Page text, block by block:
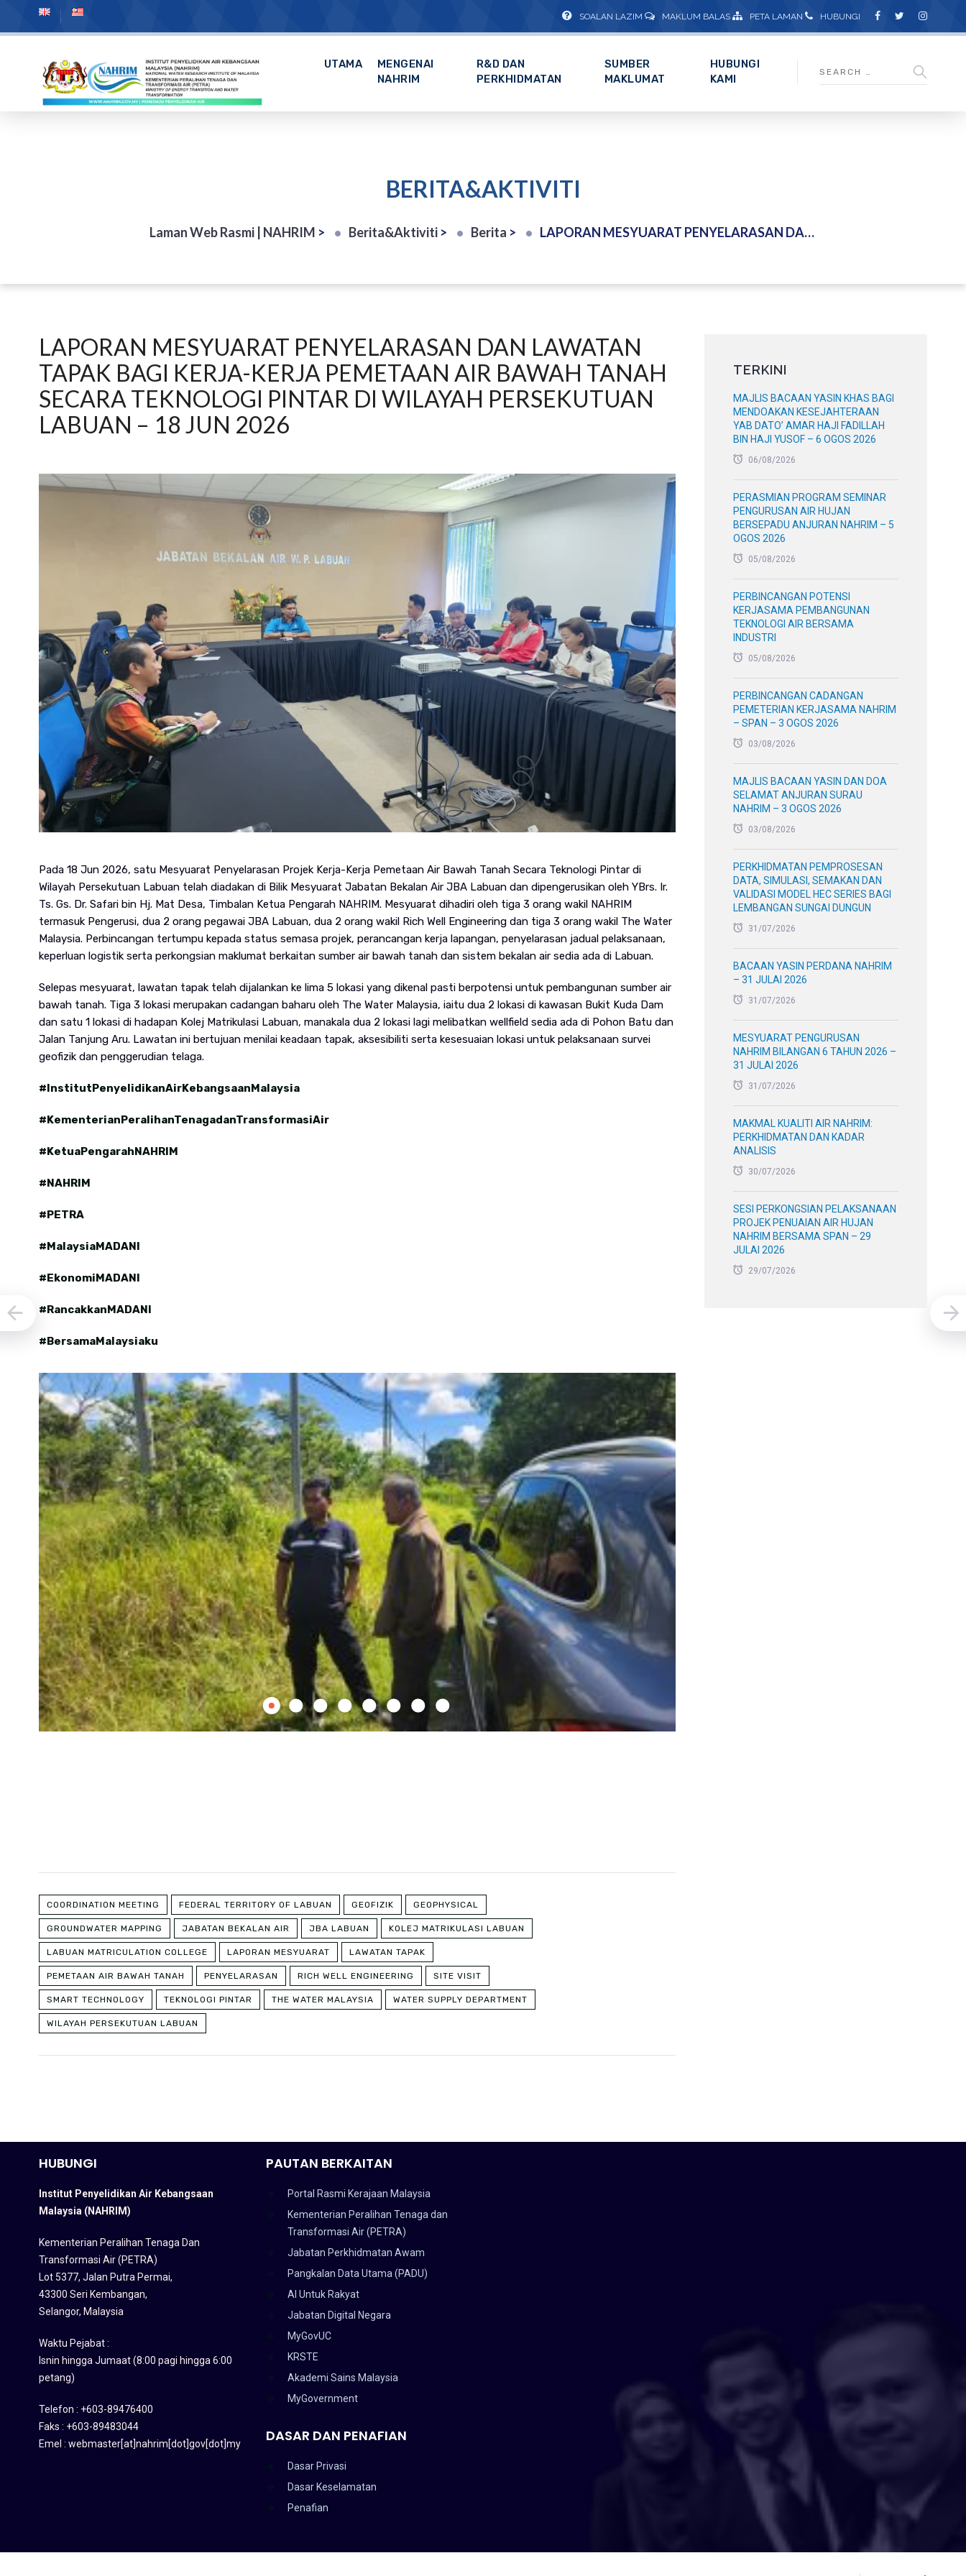
SOALAN LAZIM MAKLUM BALAS PETA LAMAN HUBUNGI
UTAMA
MENGENAI
NAHRIM
R&D DAN
PERKHIDMATAN
SUMBER
MAKLUMAT
HUBUNGI
KAMI
BERITA&AKTIVITI
Laman Web Rasmi | NAHRIM > Berita&Aktiviti > Berita > LAPORAN MESYUARAT PENYELARASAN DAN LAWATAN TAPAK BAGI KERJA-KERJA PEMETAAN AIR BAWAH TANAH SECARA TEKNOLOGI PINTAR DI WILAYAH PERSEKUTUAN LABUAN – 18 JUN 2026
LAPORAN MESYUARAT PENYELARASAN DAN LAWATAN
TAPAK BAGI KERJA-KERJA PEMETAAN AIR BAWAH TANAH
SECARA TEKNOLOGI PINTAR DI WILAYAH PERSEKUTUAN
LABUAN – 18 JUN 2026
Pada 18 Jun 2026, satu Mesyuarat Penyelarasan Projek Kerja-Kerja Pemetaan Air Bawah Tanah Secara Teknologi Pintar di
Wilayah Persekutuan Labuan telah diadakan di Bilik Mesyuarat Jabatan Bekalan Air JBA Labuan dan dipengerusikan oleh YBrs. Ir.
Ts. Gs. Dr. Safari bin Hj. Mat Desa, Timbalan Ketua Pengarah NAHRIM. Mesyuarat dihadiri oleh tiga 3 orang wakil NAHRIM
termasuk Pengerusi, dua 2 orang pegawai JBA Labuan, dua 2 orang wakil Rich Well Engineering dan tiga 3 orang wakil The Water
Malaysia. Perbincangan tertumpu kepada status semasa projek, perancangan kerja lapangan, penyelarasan jadual pelaksanaan,
keperluan logistik serta perkongsian maklumat berkaitan sumber air bawah tanah dan sistem bekalan air sedia ada di Labuan.
Selepas mesyuarat, lawatan tapak telah dijalankan ke lima 5 lokasi yang dikenal pasti berpotensi untuk pembangunan sumber air
bawah tanah. Tiga 3 lokasi merupakan cadangan baharu oleh The Water Malaysia, iaitu dua 2 lokasi di kawasan Bukit Kuda Dam
dan satu 1 lokasi di hadapan Kolej Matrikulasi Labuan, manakala dua 2 lokasi lagi melibatkan wellfield sedia ada di Pohon Batu dan
Jalan Tanjung Aru. Lawatan ini bertujuan menilai keadaan tapak, aksesibiliti serta kesesuaian lokasi untuk pelaksanaan survei
geofizik dan penggerudian telaga.
#InstitutPenyelidikanAirKebangsaanMalaysia
#KementerianPeralihanTenagadanTransformasiAir
#KetuaPengarahNAHRIM
#NAHRIM
#PETRA
#MalaysiaMADANI
#EkonomiMADANI
#RancakkanMADANI
#BersamaMalaysiaku
COORDINATION MEETING FEDERAL TERRITORY OF LABUAN GEOFIZIK GEOPHYSICAL
GROUNDWATER MAPPING JABATAN BEKALAN AIR JBA LABUAN KOLEJ MATRIKULASI LABUAN
LABUAN MATRICULATION COLLEGE LAPORAN MESYUARAT LAWATAN TAPAK
PEMETAAN AIR BAWAH TANAH PENYELARASAN RICH WELL ENGINEERING SITE VISIT
SMART TECHNOLOGY TEKNOLOGI PINTAR THE WATER MALAYSIA WATER SUPPLY DEPARTMENT
WILAYAH PERSEKUTUAN LABUAN
TERKINI
MAJLIS BACAAN YASIN KHAS BAGI
MENDOAKAN KESEJAHTERAAN
YAB DATO’ AMAR HAJI FADILLAH
BIN HAJI YUSOF – 6 OGOS 2026
06/08/2026
PERASMIAN PROGRAM SEMINAR
PENGURUSAN AIR HUJAN
BERSEPADU ANJURAN NAHRIM – 5
OGOS 2026
05/08/2026
PERBINCANGAN POTENSI
KERJASAMA PEMBANGUNAN
TEKNOLOGI AIR BERSAMA
INDUSTRI
05/08/2026
PERBINCANGAN CADANGAN
PEMETERIAN KERJASAMA NAHRIM
– SPAN – 3 OGOS 2026
03/08/2026
MAJLIS BACAAN YASIN DAN DOA
SELAMAT ANJURAN SURAU
NAHRIM – 3 OGOS 2026
03/08/2026
PERKHIDMATAN PEMPROSESAN
DATA, SIMULASI, SEMAKAN DAN
VALIDASI MODEL HEC SERIES BAGI
LEMBANGAN SUNGAI DUNGUN
31/07/2026
BACAAN YASIN PERDANA NAHRIM
– 31 JULAI 2026
31/07/2026
MESYUARAT PENGURUSAN
NAHRIM BILANGAN 6 TAHUN 2026 –
31 JULAI 2026
31/07/2026
MAKMAL KUALITI AIR NAHRIM:
PERKHIDMATAN DAN KADAR
ANALISIS
30/07/2026
SESI PERKONGSIAN PELAKSANAAN
PROJEK PENUAIAN AIR HUJAN
NAHRIM BERSAMA SPAN – 29
JULAI 2026
29/07/2026
HUBUNGI
Institut Penyelidikan Air Kebangsaan
Malaysia (NAHRIM)
Kementerian Peralihan Tenaga Dan
Transformasi Air (PETRA)
Lot 5377, Jalan Putra Permai,
43300 Seri Kembangan,
Selangor, Malaysia
Waktu Pejabat :
Isnin hingga Jumaat (8:00 pagi hingga 6:00
petang)
Telefon : +603-89476400
Faks : +603-89483044
Emel : webmaster[at]nahrim[dot]gov[dot]my
PAUTAN BERKAITAN
Portal Rasmi Kerajaan Malaysia
Kementerian Peralihan Tenaga dan
Transformasi Air (PETRA)
Jabatan Perkhidmatan Awam
Pangkalan Data Utama (PADU)
AI Untuk Rakyat
Jabatan Digital Negara
MyGovUC
KRSTE
Akademi Sains Malaysia
MyGovernment
DASAR DAN PENAFIAN
Dasar Privasi
Dasar Keselamatan
Penafian